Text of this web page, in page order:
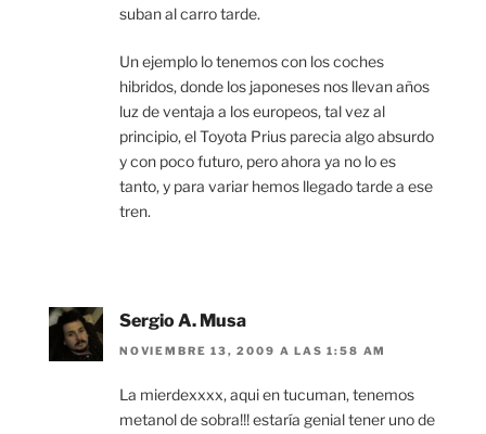
suban al carro tarde.
Un ejemplo lo tenemos con los coches
hibridos, donde los japoneses nos llevan años
luz de ventaja a los europeos, tal vez al
principio, el Toyota Prius parecia algo absurdo
y con poco futuro, pero ahora ya no lo es
tanto, y para variar hemos llegado tarde a ese
tren.
Sergio A. Musa
NOVIEMBRE 13, 2009 A LAS 1:58 AM
La mierdexxxx, aqui en tucuman, tenemos
metanol de sobra!!! estaría genial tener uno de